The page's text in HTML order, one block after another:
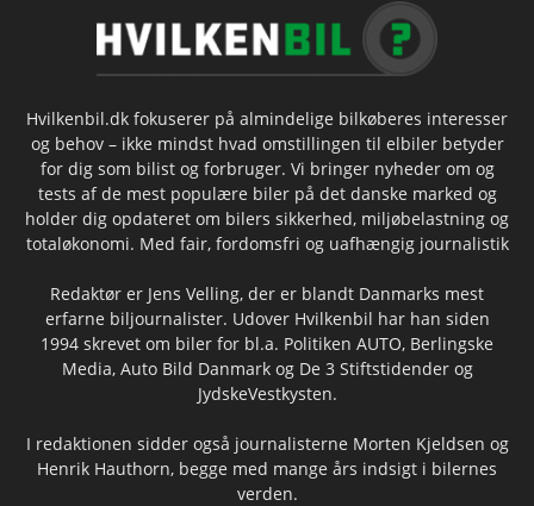
Hvilkenbil.dk fokuserer på almindelige bilkøberes interesser
og behov – ikke mindst hvad omstillingen til elbiler betyder
for dig som bilist og forbruger. Vi bringer nyheder om og
tests af de mest populære biler på det danske marked og
holder dig opdateret om bilers sikkerhed, miljøbelastning og
totaløkonomi. Med fair, fordomsfri og uafhængig journalistik
Redaktør er Jens Velling, der er blandt Danmarks mest
erfarne biljournalister. Udover Hvilkenbil har han siden
1994 skrevet om biler for bl.a. Politiken AUTO, Berlingske
Media, Auto Bild Danmark og De 3 Stiftstidender og
JydskeVestkysten.
I redaktionen sidder også journalisterne Morten Kjeldsen og
Henrik Hauthorn, begge med mange års indsigt i bilernes
verden.